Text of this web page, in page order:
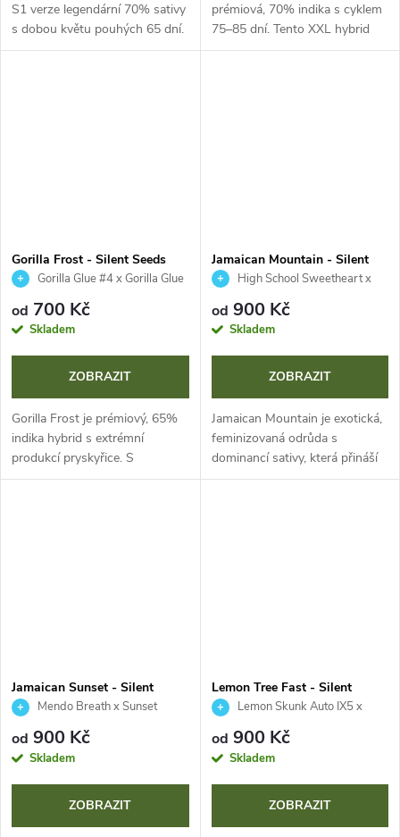
S1 verze legendární 70% sativy
s dobou květu pouhých 65 dní.
Přináší XXL výnosy až 1500 g
prémiová, 70% indika s cyklem
75–85 dní. Tento XXL hybrid
vznikl spojením elitních US
Gorilla Frost - Silent Seeds
Gorilla Glue #4 x Gorilla Glue
od 700 Kč
Skladem
ZOBRAZIT
Gorilla Frost je prémiový, 65%
indika hybrid s extrémní
produkcí pryskyřice. S
bleskovým květem 58–63 dní a
Jamaican Mountain - Silent
SeedsHigh School Sweetheart x
Lemon Meringue
od 900 Kč
Skladem
ZOBRAZIT
Jamaican Mountain je exotická,
feminizovaná odrůda s
dominancí sativy, která přináší
tropickou energii Jamajky.
Jamaican Sunset - Silent
SeedsMendo Breath x Sunset
Sherbet
od 900 Kč
Skladem
ZOBRAZIT
Lemon Tree Fast - Silent
SeedsLemon Skunk Auto IX5 x
Original Lemon Tree
od 900 Kč
Skladem
ZOBRAZIT